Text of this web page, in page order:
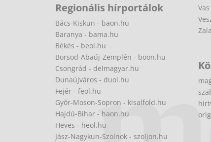
Regionális hírportálok
Bács-Kiskun - baon.hu
Baranya - bama.hu
Békés - beol.hu
Borsod-Abaúj-Zemplén - boon.hu
Csongrád - delmagyar.hu
Dunaújváros - duol.hu
Fejér - feol.hu
Győr-Moson-Sopron - kisalfold.hu
Hajdú-Bihar - haon.hu
Heves - heol.hu
Jász-Nagykun-Szolnok - szoljon.hu